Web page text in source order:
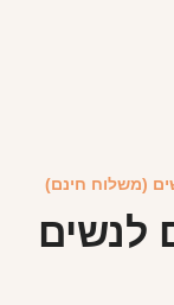
(משלוח חינם)
לנשים